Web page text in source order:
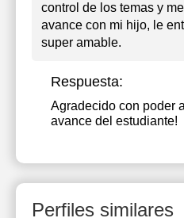
control de los temas y
avance con mi hijo, le
super amable.
Respuesta:
Agradecido con poder
avance del estudiante!
Perfiles similares